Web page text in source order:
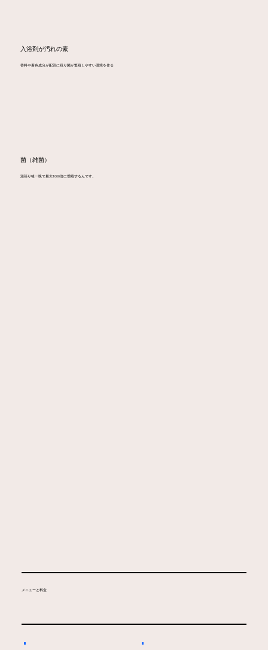
入浴剤が汚れの素
香料や着色成分が配管に残り菌が繁殖しやすい環境を作る
​菌（雑菌）
湯張り後一晩で最大1000倍に増殖するんです。
​メニューと料金